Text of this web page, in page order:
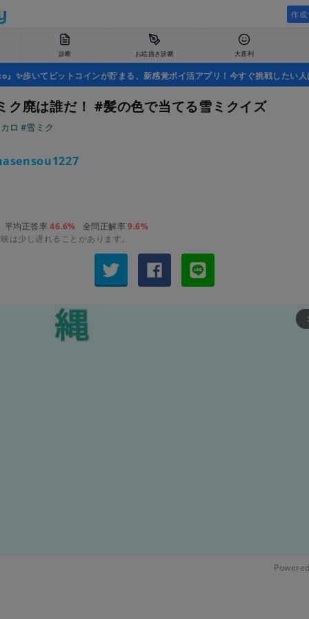
作成
診断 お絵描き診断 大喜利
』✨歩いてビットコインが貯まる、新感覚ポイ活アプリ！今すぐ挑戦したい人
ク廃は誰だ！ #髪の色で当てる雪ミクイズ
ロ #雪ミク
平均正答率46.6% 全問正解率9.6%
は少し遅れることがあります。